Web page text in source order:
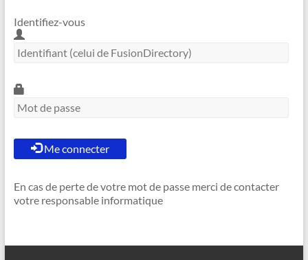
Identifiez-vous
Me connecter
En cas de perte de votre mot de passe merci de contacter
votre responsable informatique